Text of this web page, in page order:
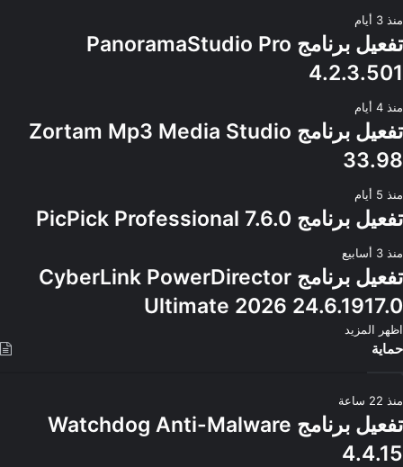
منذ 3 أيام
تفعيل برنامج PanoramaStudio Pro
4.2.3.501
منذ 4 أيام
تفعيل برنامج Zortam Mp3 Media Studio
33.98
منذ 5 أيام
تفعيل برنامج PicPick Professional 7.6.0
منذ 3 أسابيع
تفعيل برنامج CyberLink PowerDirector
Ultimate 2026 24.6.1917.0
اظهر المزيد
حماية
منذ 22 ساعة
تفعيل برنامج Watchdog Anti-Malware
4.4.15